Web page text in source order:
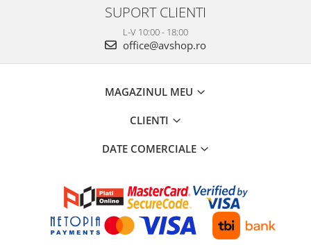
SUPORT CLIENTI
L-V 10:00 - 18:00
office@avshop.ro
MAGAZINUL MEU
CLIENTI
DATE COMERCIALE